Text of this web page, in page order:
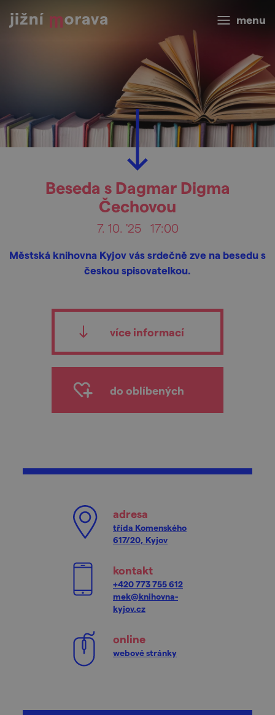
menu
Beseda s Dagmar Digma
Čechovou
7. 10. '25 17:00
Městská knihovna Kyjov vás srdečně zve na besedu s
českou spisovatelkou.
více informací
do oblíbených
adresa
třída Komenského
617/20, Kyjov
kontakt
+420 773 755 612
mek@knihovna-
kyjov.cz
online
webové stránky